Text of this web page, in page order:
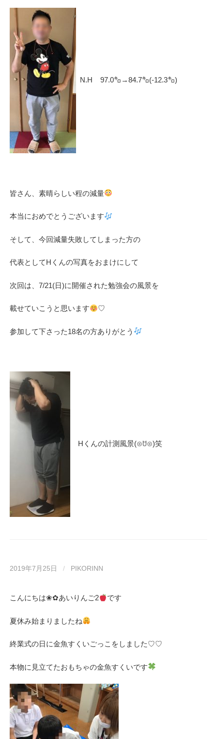
N.H 97.0㌔→84.7㌔(-12.3㌔)
皆さん、素晴らしい程の減量
本当におめでとうございます
そして、今回減量失敗してしまった方の
代表としてHくんの写真をおまけにして
次回は、7/21(日)に開催された勉強会の風景を
載せていこうと思います ♡
参加して下さった18名の方ありがとう
Hくんの計測風景(⊙ꇴ⊙)笑
2019年7月25日 / PIKORINN
こんにちは❀✿あいりんご2 です
夏休み始まりましたね
終業式の日に金魚すくいごっこをしました♡♡
本物に見立てたおもちゃの金魚すくいです